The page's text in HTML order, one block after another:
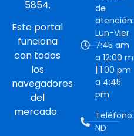
5854.
Este portal
funciona
con todos
los
navegadores
del
mercado.
de
atención:
Lun-Vier
7:45 am
a 12:00 m
| 1:00 pm
a 4:45
pm
Teléfono:
ND